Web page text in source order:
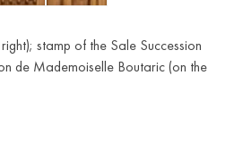
stamp of the Sale Succession
de Mademoiselle Boutaric (on the